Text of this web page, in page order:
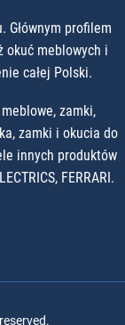
Głównym profilem
okuć meblowych i
całej Polski.
zamki,
zamki i okucia do
innych produktów
FERRARI.